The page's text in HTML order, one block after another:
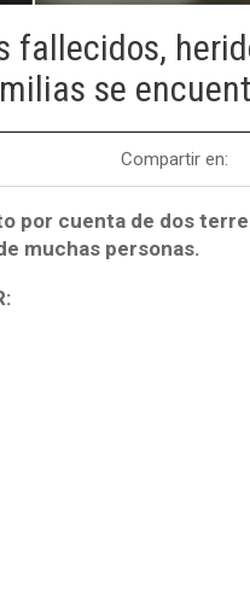
fallecidos,
se
Compartir en:
por cuenta de dos
muchas personas.